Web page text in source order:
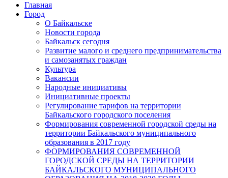
Главная
Город
О Байкальске
Новости города
Байкальск сегодня
Развитие малого и среднего предпринимательства
и самозанятых граждан
Культура
Вакансии
Народные инициативы
Инициативные проекты
Регулирование тарифов на территории
Байкальского городского поселения
Формирования современной городской среды на
территории Байкальского муниципального
образования в 2017 году
ФОРМИРОВАНИЯ СОВРЕМЕННОЙ
ГОРОДСКОЙ СРЕДЫ НА ТЕРРИТОРИИ
БАЙКАЛЬСКОГО МУНИЦИПАЛЬНОГО